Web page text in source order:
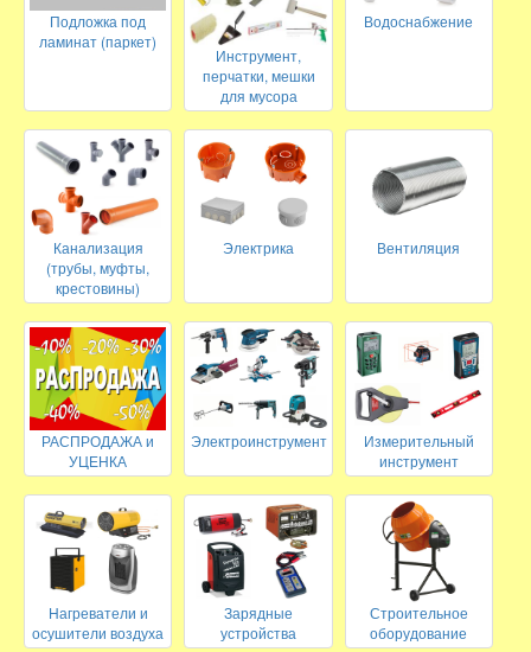
Подложка под
ламинат (паркет)
Инструмент,
перчатки, мешки
для мусора
Водоснабжение
Канализация
(трубы, муфты,
крестовины)
Электрика Вентиляция
РАСПРОДАЖА и
УЦЕНКА
Электроинструмент
Измерительный
инструмент
Нагреватели и
осушители воздуха
Зарядные
устройства
Строительное
оборудование